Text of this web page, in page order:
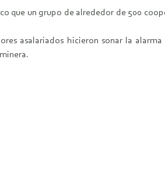
que un grupo de alrededor de 500
asalariados hicieron sonar la alarma